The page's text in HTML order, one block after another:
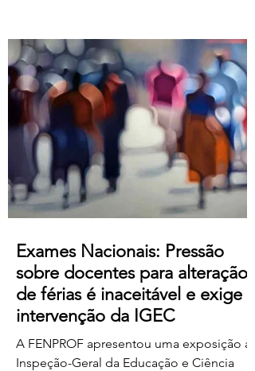
50 € para os restantes; Aumento do
subsídio de refeição para os 5,50€;
Crédito de horas sindicais para
delegadas/os alargado para as 8 horas
mensais. Este acordo produz efeitos
retroativos a janeiro de 2026, embora ai
Exames Nacionais: Pressão
sobre docentes para alteração
de férias é inaceitável e exige
intervenção da IGEC
A FENPROF apresentou uma exposição à
Inspeção-Geral da Educação e Ciência